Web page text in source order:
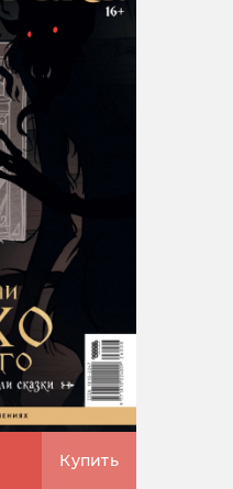
Купить